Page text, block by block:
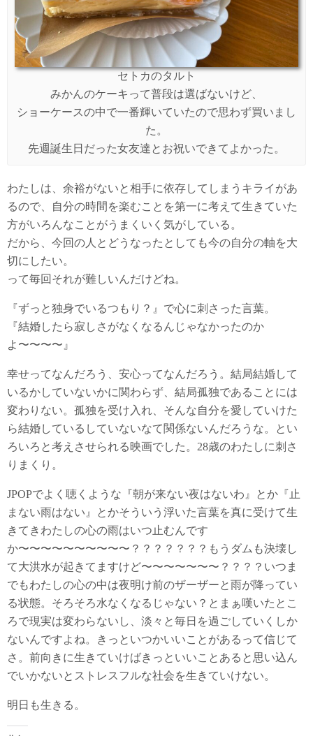
セトカのタルト
みかんのケーキって普段は選ばないけど、
ショーケースの中で一番輝いていたので思わず買いまし
た。
先週誕生日だった女友達とお祝いできてよかった。
わたしは、余裕がないと相手に依存してしまうキライがあ
るので、自分の時間を楽むことを第一に考えて生きていた
方がいろんなことがうまくいく気がしている。
だから、今回の人とどうなったとしても今の自分の軸を大
切にしたい。
って毎回それが難しいんだけどね。
『ずっと独身でいるつもり？』で心に刺さった言葉。
『結婚したら寂しさがなくなるんじゃなかったのか
よ〜〜〜〜』
幸せってなんだろう、安心ってなんだろう。結局結婚して
いるかしていないかに関わらず、結局孤独であることには
変わりない。孤独を受け入れ、そんな自分を愛していけた
ら結婚しているしていないなて関係ないんだろうな。とい
ろいろと考えさせられる映画でした。28歳のわたしに刺さ
りまくり。
JPOPでよく聴くような『朝が来ない夜はないわ』とか『止
まない雨はない』とかそういう浮いた言葉を真に受けて生
きてきわたしの心の雨はいつ止むんです
か〜〜〜〜〜〜〜〜〜〜？？？？？？？もうダムも決壊し
て大洪水が起きてますけど〜〜〜〜〜〜〜？？？？いつま
でもわたしの心の中は夜明け前のザーザーと雨が降ってい
る状態。そろそろ水なくなるじゃない？とまぁ嘆いたとこ
ろで現実は変わらないし、淡々と毎日を過ごしていくしか
ないんですよね。きっといつかいいことがあるって信じて
さ。前向きに生きていけばきっといいことあると思い込ん
でいかないとストレスフルな社会を生きていけない。
明日も生きる。